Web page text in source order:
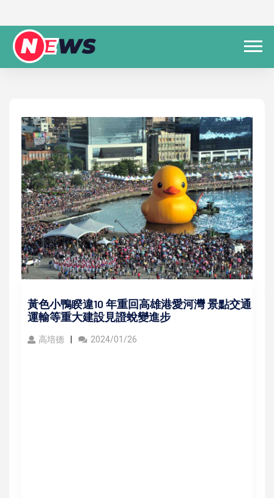
黃色小鴨睽違10 年重回高雄港愛河灣 景點交通
運輸等重大建設見證蛻變進步
高培德 2024/01/26